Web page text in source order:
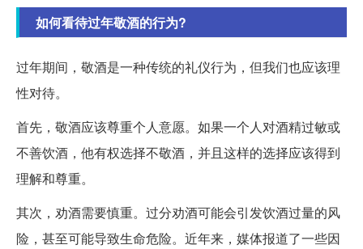
如何看待过年敬酒的行为?
过年期间，敬酒是一种传统的礼仪行为，但我们也应该理
性对待。
首先，敬酒应该尊重个人意愿。如果一个人对酒精过敏或
不善饮酒，他有权选择不敬酒，并且这样的选择应该得到
理解和尊重。
其次，劝酒需要慎重。过分劝酒可能会引发饮酒过量的风
险，甚至可能导致生命危险。近年来，媒体报道了一些因